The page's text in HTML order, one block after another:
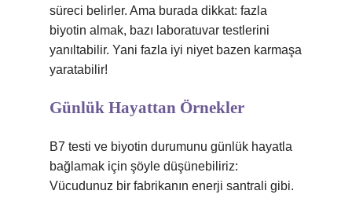
süreci belirler. Ama burada dikkat: fazla
biyotin almak, bazı laboratuvar testlerini
yanıltabilir. Yani fazla iyi niyet bazen karmaşa
yaratabilir!
Günlük Hayattan Örnekler
B7 testi ve biyotin durumunu günlük hayatla
bağlamak için şöyle düşünebiliriz:
Vücudunuz bir fabrikanın enerji santrali gibi.